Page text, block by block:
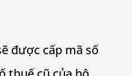
được cấp mã số